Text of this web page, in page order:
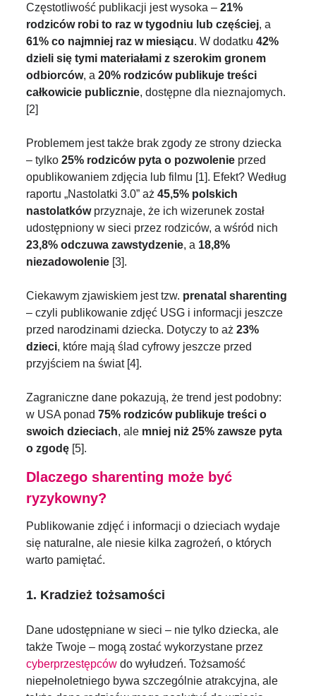
Częstotliwość publikacji jest wysoka –21%
rodziców robi to raz w tygodniu lub częściej, a
61% co najmniej raz w miesiącu. W dodatku42%
dzieli się tymi materiałami z szerokim gronem
odbiorców, a20% rodziców publikuje treści
całkowicie publicznie, dostępne dla nieznajomych.
[2]
Problemem jest także brak zgody ze strony dziecka
– tylko25% rodziców pyta o pozwolenie przed
opublikowaniem zdjęcia lub filmu [1]. Efekt? Według
raportu „Nastolatki 3.0” aż45,5% polskich
nastolatkówprzyznaje, że ich wizerunek został
udostępniony w sieci przez rodziców, a wśród nich
23,8% odczuwa zawstydzenie, a 18,8%
niezadowolenie [3].
Ciekawym zjawiskiem jest tzw. prenatal sharenting
– czyli publikowanie zdjęć USG i informacji jeszcze
przed narodzinami dziecka. Dotyczy to aż23%
dzieci, które mają ślad cyfrowy jeszcze przed
przyjściem na świat [4].
Zagraniczne dane pokazują, że trend jest podobny:
w USA ponad75% rodziców publikuje treści o
swoich dzieciach, ale mniej niż 25% zawsze pyta
o zgodę [5].
Dlaczego sharenting może być
ryzykowny?
Publikowanie zdjęć i informacji o dzieciach wydaje
się naturalne, ale niesie kilka zagrożeń, o których
warto pamiętać.
1. Kradzież tożsamości
Dane udostępniane w sieci – nie tylko dziecka, ale
także Twoje – mogą zostać wykorzystane przez
cyberprzestępców do wyłudzeń. Tożsamość
niepełnoletniego bywa szczególnie atrakcyjna, ale